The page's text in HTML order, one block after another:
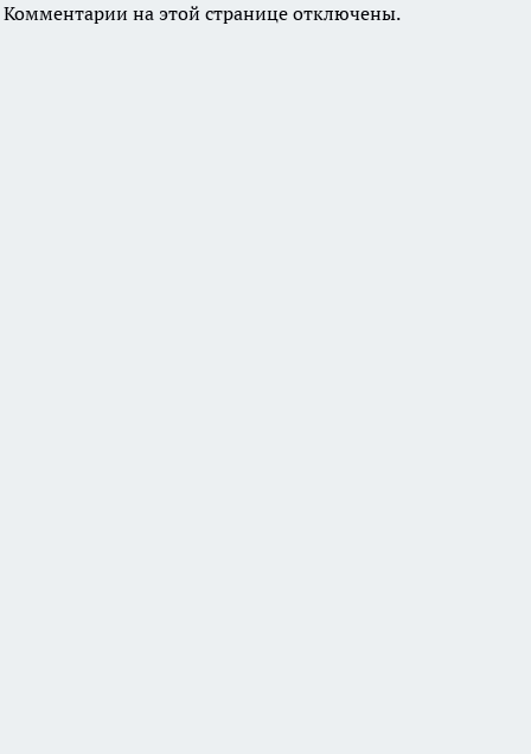
Комментарии на этой странице отключены.